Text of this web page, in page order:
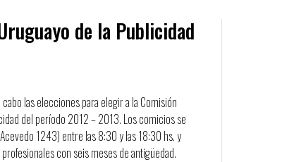
de la Publicidad
las elecciones para elegir a la Comisión
del período 2012 – 2013. Los comicios se
1243) entre las 8:30 y las 18:30 hs. y
con seis meses de antigüedad.